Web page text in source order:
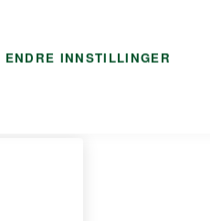
ENDRE INNSTILLINGER
Logg inn